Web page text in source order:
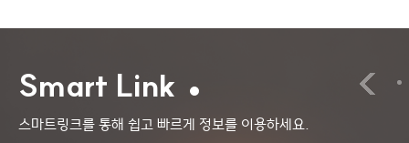
Smart Link
스마트링크를 통해 쉽고 빠르게 정보를 이용하세요.